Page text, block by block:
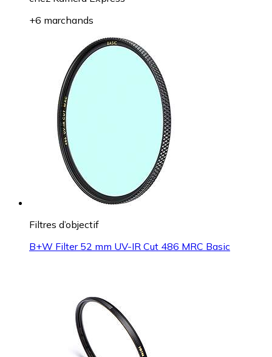
+6 marchands
Filtres d’objectif
B+W Filter 52 mm UV-IR Cut 486 MRC Basic